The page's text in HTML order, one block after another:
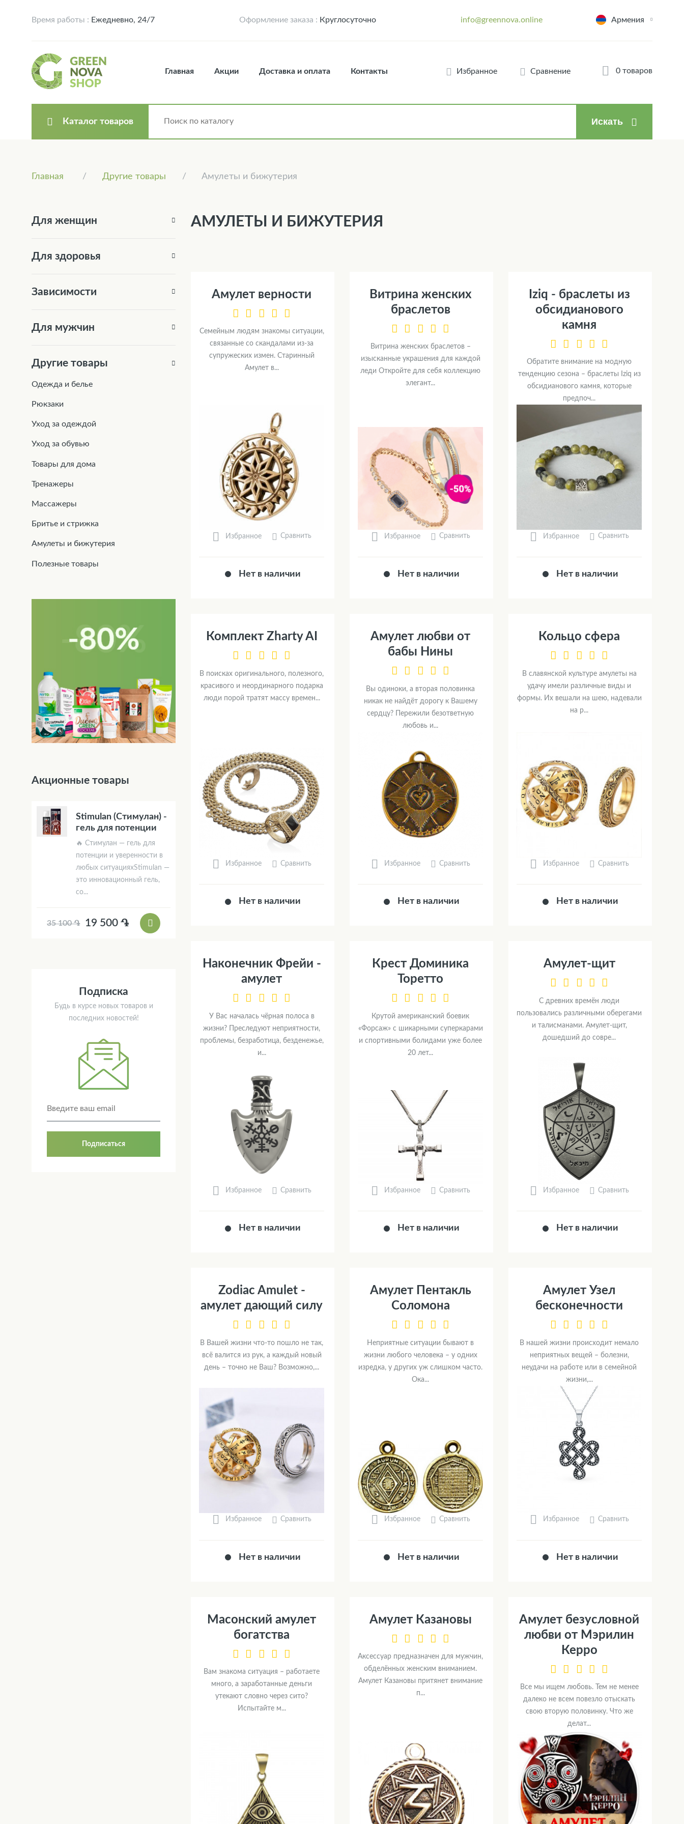
Время работы : Ежедневно, 24/7 Оформление заказа : Круглосуточно info@greennova.online Армения
Главная Акции Доставка и оплата Контакты Избранное Сравнение 0 товаров
Каталог товаров Искать
Главная Другие товары Амулеты и бижутерия
АМУЛЕТЫ И БИЖУТЕРИЯ
Амулет верности
Семейным людям знакомы ситуации,
связанные со скандалами из-за
супружеских измен. Старинный
Амулет в...
Избранное Сравнить
Нет в наличии
Витрина женских
браслетов
Витрина женских браслетов –
изысканные украшения для каждой
леди Откройте для себя коллекцию
элегант...
Избранное Сравнить
Нет в наличии
Iziq - браслеты из
обсидианового
камня
Обратите внимание на модную
тенденцию сезона – браслеты Iziq из
обсидианового камня, которые
предпоч...
Избранное Сравнить
Нет в наличии
Комплект Zharty AI
В поисках оригинального, полезного,
красивого и неординарного подарка
люди порой тратят массу времен...
Избранное Сравнить
Нет в наличии
Амулет любви от
бабы Нины
Вы одиноки, а вторая половинка
никак не найдёт дорогу к Вашему
сердцу? Пережили безответную
любовь и...
Избранное Сравнить
Нет в наличии
Кольцо сфера
В славянской культуре амулеты на
удачу имели различные виды и
формы. Их вешали на шею, надевали
на р...
Избранное Сравнить
Нет в наличии
Наконечник Фрейи -
амулет
У Вас началась чёрная полоса в
жизни? Преследуют неприятности,
проблемы, безработица, безденежье,
и...
Избранное Сравнить
Нет в наличии
Крест Доминика
Торетто
Крутой американский боевик
«Форсаж» с шикарными суперкарами
и спортивными болидами уже более
20 лет...
Избранное Сравнить
Нет в наличии
Амулет-щит
С древних времён люди
пользовались различными оберегами
и талисманами. Амулет-щит,
дошедший до совре...
Избранное Сравнить
Нет в наличии
Zodiac Amulet -
амулет дающий силу
В Вашей жизни что-то пошло не так,
всё валится из рук, а каждый новый
день – точно не Ваш? Возможно,...
Избранное Сравнить
Нет в наличии
Амулет Пентакль
Соломона
Неприятные ситуации бывают в
жизни любого человека – у одних
изредка, у других уж слишком часто.
Ока...
Избранное Сравнить
Нет в наличии
Амулет Узел
бесконечности
В нашей жизни происходит немало
неприятных вещей – болезни,
неудачи на работе или в семейной
жизни,...
Избранное Сравнить
Нет в наличии
Масонский амулет
богатства
Вам знакома ситуация – работаете
много, а заработанные деньги
утекают словно через сито?
Испытайте м...
Амулет Казановы
Аксессуар предназначен для мужчин,
обделённых женским вниманием.
Амулет Казановы притянет внимание
п...
Амулет безусловной
любви от Мэрилин
Керро
Все мы ищем любовь. Тем не менее
далеко не всем повезло отыскать
свою вторую половинку. Что же
делат...
Для женщин
Для здоровья
Зависимости
Для мужчин
Другие товары
Одежда и белье
Рюкзаки
Уход за одеждой
Уход за обувью
Товары для дома
Тренажеры
Массажеры
Бритье и стрижка
Амулеты и бижутерия
Полезные товары
Акционные товары
Stimulan (Стимулан) -
гель для потенции
🔥 Стимулан — гель для
потенции и уверенности в
любых ситуацияхStimulan —
это инновационный гель,
со...
35 100 ֏ 19 500 ֏
Подписка
Будь в курсе новых товаров и
последних новостей!
Подписаться